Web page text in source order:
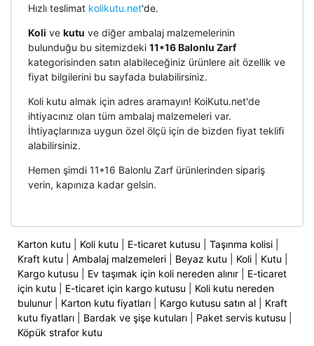
Hızlı teslimat kolikutu.net'de.
Koli ve kutu ve diğer ambalaj malzemelerinin
bulunduğu bu sitemizdeki 11*16 Balonlu Zarf
kategorisinden satın alabileceğiniz ürünlere ait özellik ve
fiyat bilgilerini bu sayfada bulabilirsiniz.
Koli kutu almak için adres aramayın! KoiKutu.net'de
ihtiyacınız olan tüm ambalaj malzemeleri var.
İhtiyaçlarınıza uygun özel ölçü için de bizden fiyat teklifi
alabilirsiniz.
Hemen şimdi 11*16 Balonlu Zarf ürünlerinden sipariş
verin, kapınıza kadar gelsin.
Karton kutu Koli kutu E-ticaret kutusu Taşınma kolisi|
Kraft kutu
Ambalaj malzemeleri| Beyaz kutu Koli| Kutu
Kargo kutusu
Ev taşımak için koli nereden alınır| E-ticaret
için kutu
E-ticaret için kargo kutusu
Koli kutu nereden
bulunur| Karton kutu fiyatları| Kargo kutusu satın al| Kraft
kutu fiyatları| Bardak ve şişe kutuları| Paket servis kutusu
Köpük strafor kutu